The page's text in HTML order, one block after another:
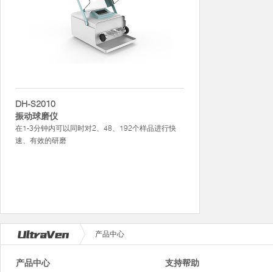
DH-S2010
振动球磨仪
在1-3分钟内可以同时对2、48、192个样品进行快
速、有效的研磨
产品中心
产品中心 支持帮助